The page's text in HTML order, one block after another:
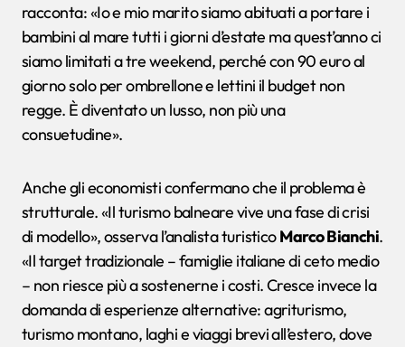
racconta: «Io e mio marito siamo abituati a portare i
bambini al mare tutti i giorni d’estate ma quest’anno ci
siamo limitati a tre weekend, perché con 90 euro al
giorno solo per ombrellone e lettini il budget non
regge. È diventato un lusso, non più una
consuetudine».
Anche gli economisti confermano che il problema è
strutturale. «Il turismo balneare vive una fase di crisi
di modello», osserva l’analista turisticoMarco Bianchi.
«Il target tradizionale – famiglie italiane di ceto medio
– non riesce più a sostenerne i costi. Cresce invece la
domanda di esperienze alternative: agriturismo,
turismo montano, laghi e viaggi brevi all’estero, dove